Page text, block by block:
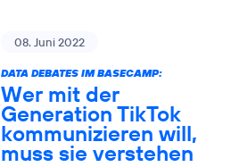
08. Juni 2022
DATA DEBATES IM BASECAMP:
Wer mit der
Generation TikTok
kommunizieren will,
muss sie verstehen